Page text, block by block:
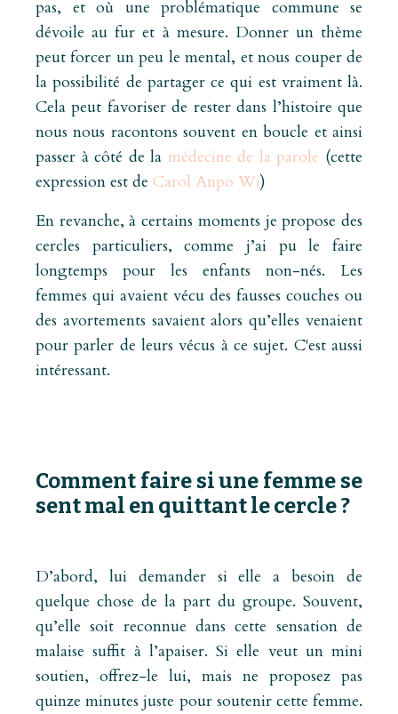
pas, et où une problématique commune se
dévoile au fur et à mesure. Donner un thème
peut forcer un peu le mental, et nous couper de
la possibilité de partager ce qui est vraiment là.
Cela peut favoriser de rester dans l’histoire que
nous nous racontons souvent en boucle et ainsi
passer à côté de la médecine de la parole (cette
expression est de Carol Anpo Wi)
En revanche, à certains moments je propose des
cercles particuliers, comme j’ai pu le faire
longtemps pour les enfants non-nés. Les
femmes qui avaient vécu des fausses couches ou
des avortements savaient alors qu’elles venaient
pour parler de leurs vécus à ce sujet. C'est aussi
intéressant.
Comment faire si une femme se
sent mal en quittant le cercle ?
D’abord, lui demander si elle a besoin de
quelque chose de la part du groupe. Souvent,
qu’elle soit reconnue dans cette sensation de
malaise suffit à l’apaiser. Si elle veut un mini
soutien, offrez-le lui, mais ne proposez pas
quinze minutes juste pour soutenir cette femme.